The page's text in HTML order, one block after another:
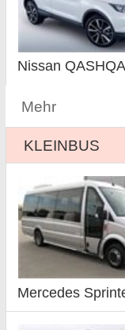
Nissan
Mehr
KLEINBUS
Mercedes